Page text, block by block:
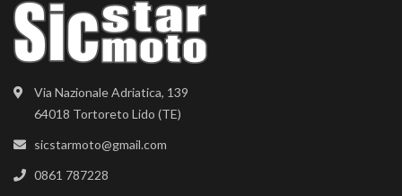
Via Nazionale Adriatica, 139
64018 Tortoreto Lido (TE)
sicstarmoto@gmail.com
0861 787228